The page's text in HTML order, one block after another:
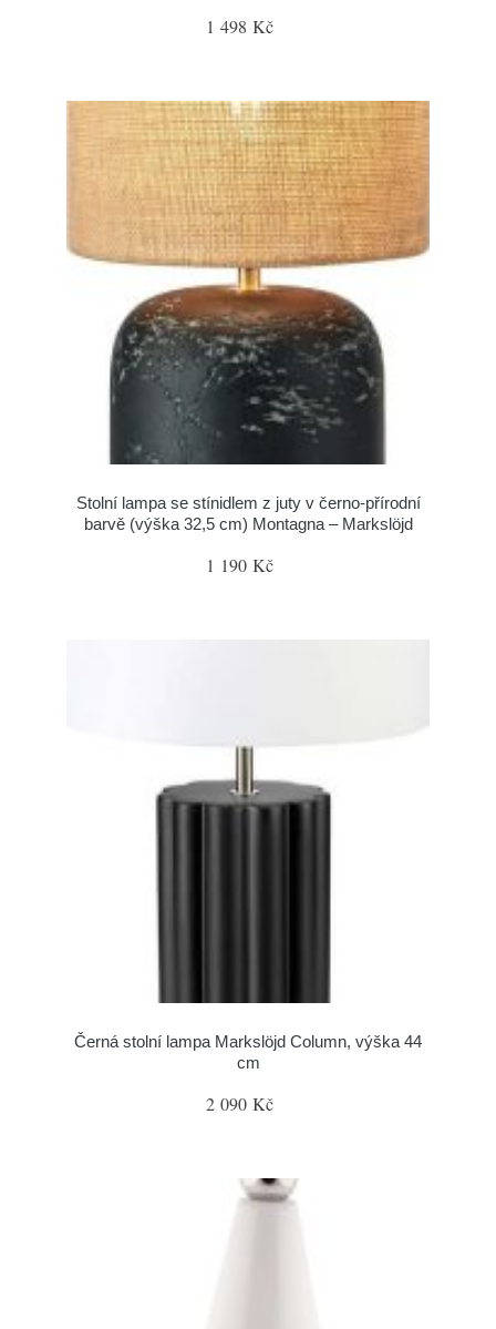
1 498 Kč
Stolní lampa se stínidlem z juty v černo-přírodní
barvě (výška 32,5 cm) Montagna – Markslöjd
1 190 Kč
Černá stolní lampa Markslöjd Column, výška 44
cm
2 090 Kč